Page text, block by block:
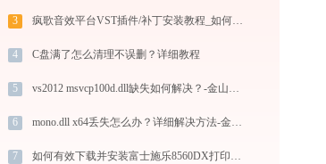
3 疯歌音效平台VST插件/补丁安装教程_如何加载插件效果包
4 C盘满了怎么清理不误删？详细教程
5 vs2012 msvcp100d.dll缺失如何解决？-金山毒霸
6 mono.dll x64丢失怎么办？详细解决方法-金山毒霸
7 如何有效下载并安装富士施乐8560DX打印机驱动？全方位指导手册